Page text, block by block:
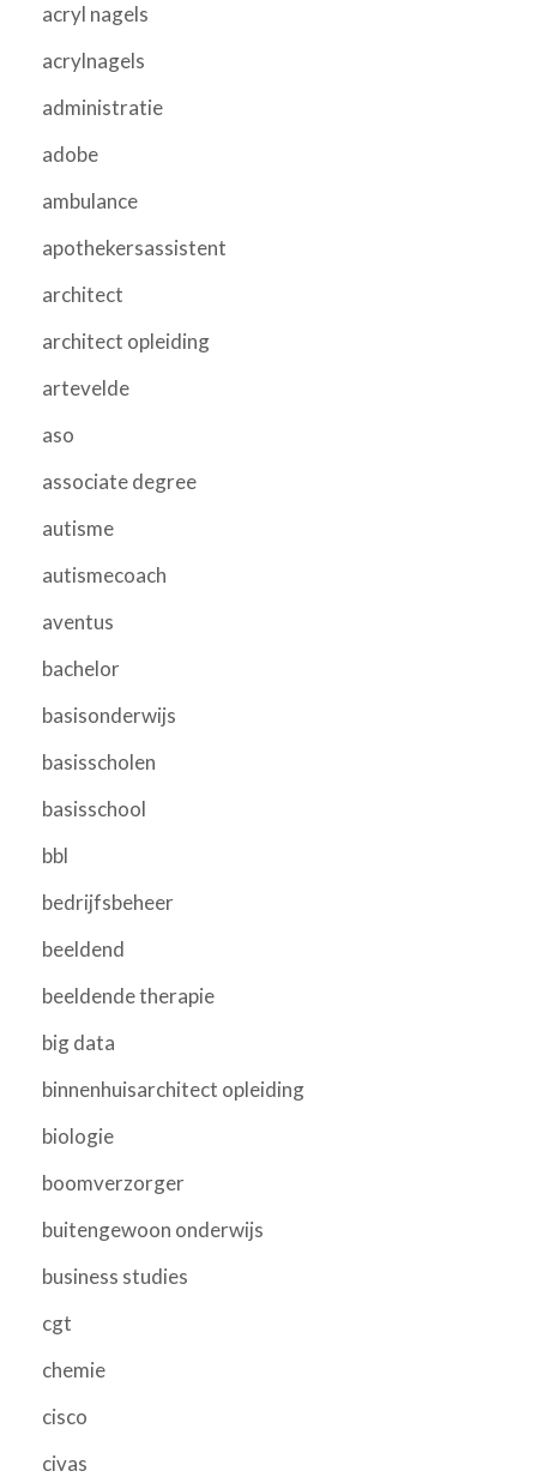
acryl nagels
acrylnagels
administratie
adobe
ambulance
apothekersassistent
architect
architect opleiding
artevelde
aso
associate degree
autisme
autismecoach
aventus
bachelor
basisonderwijs
basisscholen
basisschool
bbl
bedrijfsbeheer
beeldend
beeldende therapie
big data
binnenhuisarchitect opleiding
biologie
boomverzorger
buitengewoon onderwijs
business studies
cgt
chemie
cisco
civas